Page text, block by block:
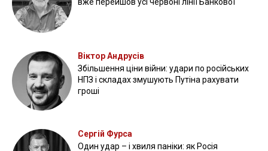
"Молній" на Харківщині
07 серпня 2025